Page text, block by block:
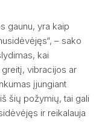
gaunu, yra kaip
– sako
kai
vibracijos ar
įjungiant
šių požymių, tai gali
ir reikalauja